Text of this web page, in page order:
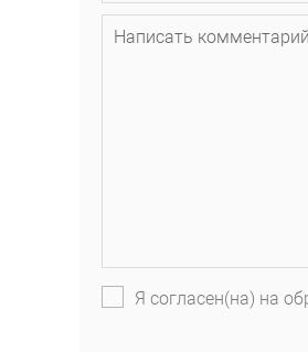
Я согласен(на) на